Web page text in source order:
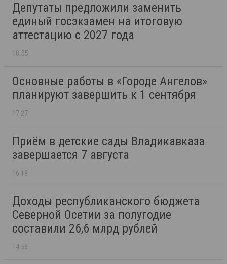
Депутаты предложили заменить
единый госэкзамен на итоговую
аттестацию с 2027 года
18:55
Основные работы в «Городе Ангелов»
планируют завершить к 1 сентября
17:27
Приём в детские сады Владикавказа
завершается 7 августа
16:18
Доходы республиканского бюджета
Северной Осетии за полугодие
составили 26,6 млрд рублей
14:58